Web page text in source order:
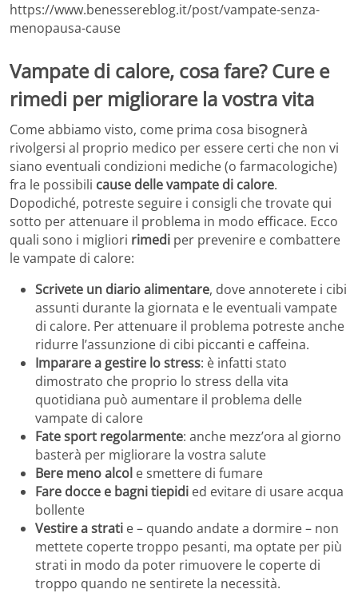
https://www.benessereblog.it/post/vampate-senza-
menopausa-cause
Vampate di calore, cosa fare? Cure e
rimedi per migliorare la vostra vita
Come abbiamo visto, come prima cosa bisognerà
rivolgersi al proprio medico per essere certi che non vi
siano eventuali condizioni mediche (o farmacologiche)
fra le possibili cause delle vampate di calore.
Dopodiché, potreste seguire i consigli che trovate qui
sotto per attenuare il problema in modo efficace. Ecco
quali sono i migliori rimedi per prevenire e combattere
le vampate di calore:
Scrivete un diario alimentare, dove annoterete i cibi
assunti durante la giornata e le eventuali vampate
di calore. Per attenuare il problema potreste anche
ridurre l’assunzione di cibi piccanti e caffeina.
Imparare a gestire lo stress: è infatti stato
dimostrato che proprio lo stress della vita
quotidiana può aumentare il problema delle
vampate di calore
Fate sport regolarmente: anche mezz’ora al giorno
basterà per migliorare la vostra salute
Bere meno alcol e smettere di fumare
Fare docce e bagni tiepidi ed evitare di usare acqua
bollente
Vestire a strati e – quando andate a dormire – non
mettete coperte troppo pesanti, ma optate per più
strati in modo da poter rimuovere le coperte di
troppo quando ne sentirete la necessità.